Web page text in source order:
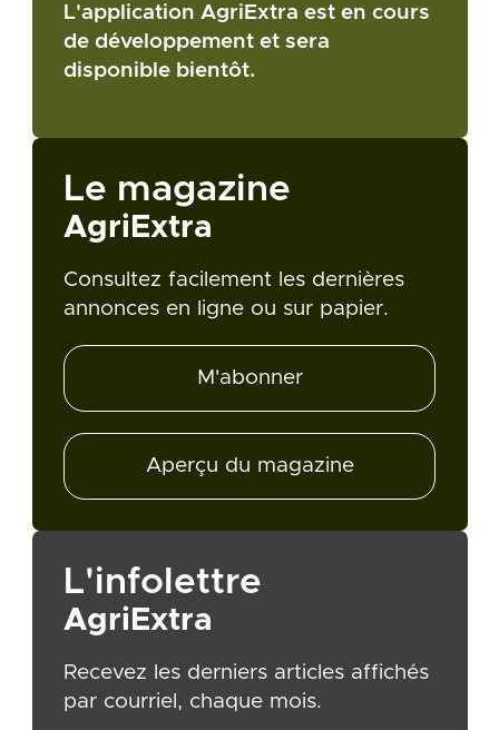
L'application AgriExtra est en cours
de développement et sera
disponible bientôt.
Le magazine
AgriExtra
Consultez facilement les dernières
annonces en ligne ou sur papier.
M'abonner
Aperçu du magazine
L'infolettre
AgriExtra
Recevez les derniers articles affichés
par courriel, chaque mois.